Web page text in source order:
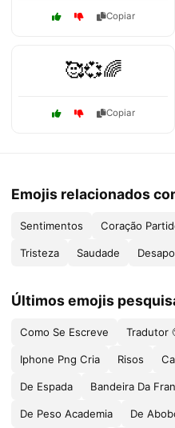
Copiar
🥰💞🌈
Copiar
Emojis relacionados
Sentimentos Coração
Tristeza Saudade
Últimos emojis
Como Se Escreve Tradutor
Iphone Png Cria Risos
De Espada Bandeira Da
De Peso Academia De